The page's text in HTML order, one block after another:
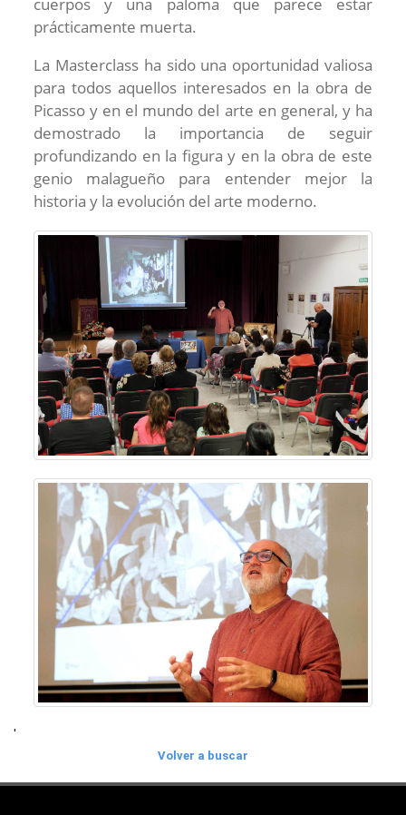
cuerpos y una paloma que parece estar
prácticamente muerta.
La Masterclass ha sido una oportunidad valiosa
para todos aquellos interesados en la obra de
Picasso y en el mundo del arte en general, y ha
demostrado la importancia de seguir
profundizando en la figura y en la obra de este
genio malagueño para entender mejor la
historia y la evolución del arte moderno.
'
Volver a buscar